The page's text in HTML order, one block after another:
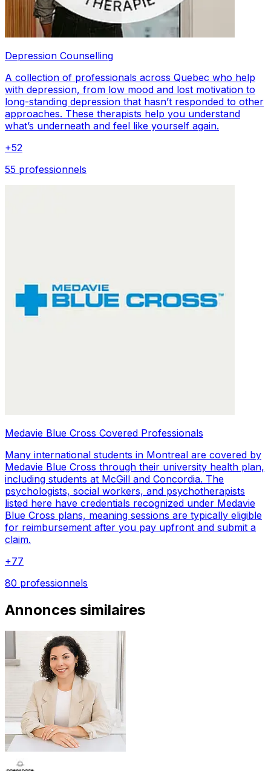
Depression Counselling
A collection of professionals across Quebec who help
with depression, from low mood and lost motivation to
long-standing depression that hasn’t responded to other
approaches. These therapists help you understand
what’s underneath and feel like yourself again.
+52
55 professionnels
Medavie Blue Cross Covered Professionals
Many international students in Montreal are covered by
Medavie Blue Cross through their university health plan,
including students at McGill and Concordia. The
psychologists, social workers, and psychotherapists
listed here have credentials recognized under Medavie
Blue Cross plans, meaning sessions are typically eligible
for reimbursement after you pay upfront and submit a
claim.
+77
80 professionnels
Annonces similaires